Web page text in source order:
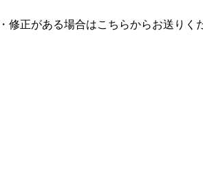
修正がある場合はこちらからお送りく